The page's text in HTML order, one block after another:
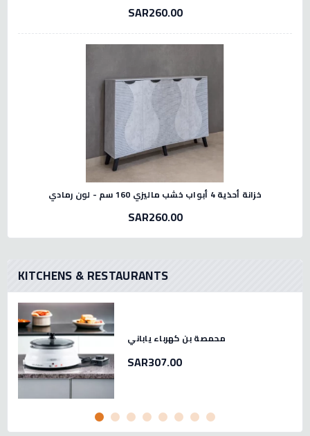
SAR260.00
خزانة أحذية 4 أبواب خشب ماليزي 160 سم - لون رمادي
SAR260.00
KITCHENS & RESTAURANTS
محمصة بن كهرباء ياباني
SAR307.00